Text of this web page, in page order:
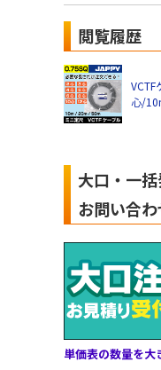
閲覧履歴
心/
大口・一
お問い合わ
単価表の数量を大